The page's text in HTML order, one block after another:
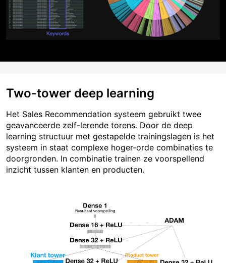
Two-tower deep learning
Het Sales Recommendation systeem gebruikt twee
geavanceerde zelf-lerende torens. Door de deep
learning structuur met gestapelde trainingslagen is het
systeem in staat complexe hoger-orde combinaties te
doorgronden. In combinatie trainen ze voorspellend
inzicht tussen klanten en producten.